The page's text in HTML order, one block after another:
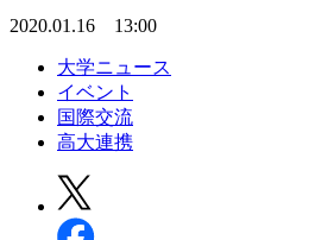
2020.01.16 13:00
大学ニュース
イベント
国際交流
高大連携